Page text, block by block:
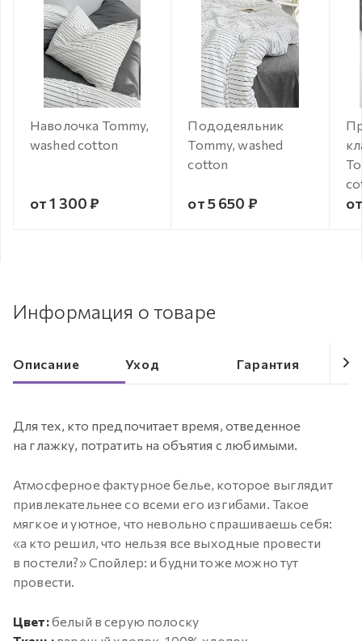
Наволочка Tommy,
washed cotton
от 1 300 ₽
Пододеяльник
Tommy, washed
cotton
от 5 650 ₽
Информация о товаре
Описание Уход Гарантия
Для тех, кто предпочитает время, отведенное
на глажку, потратить на объятия с любимыми.
Атмосферное фактурное белье, которое выглядит
привлекательнее со всеми его изгибами. Такое
мягкое и уютное, что невольно спрашиваешь себя:
«а кто решил, что нельзя все выходные провести
в постели?» Спойлер: и будни тоже можно тут
провести.
Цвет:белый в серую полоску